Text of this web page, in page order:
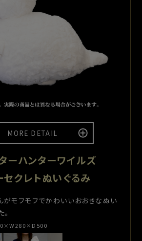
MORE DETAIL
ーハンターワイルズ
セクレトぬいぐるみ
がモフモフでかわいいおおきなぬい